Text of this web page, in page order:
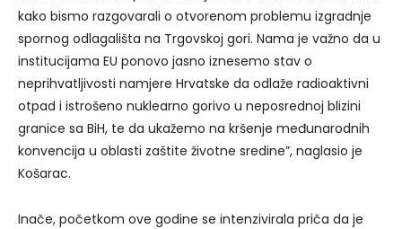
kako bismo razgovarali o otvorenom problemu izgradnje
spornog odlagališta na Trgovskoj gori. Nama je važno da u
institucijama EU ponovo jasno iznesemo stav o
neprihvatljivosti namjere Hrvatske da odlaže radioaktivni
otpad i istrošeno nuklearno gorivo u neposrednoj blizini
granice sa BiH, te da ukažemo na kršenje međunarodnih
konvencija u oblasti zaštite životne sredine”, naglasio je
Košarac.
Inače, početkom ove godine se intenzivirala priča da je